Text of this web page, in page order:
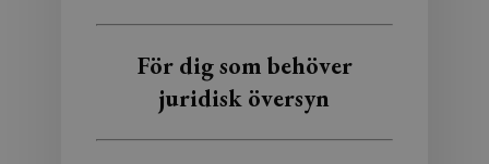
För dig som behöver
juridisk översyn